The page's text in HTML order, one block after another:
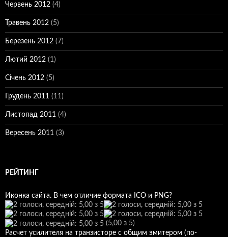
Червень 2012 (4)
Травень 2012 (5)
Березень 2012 (7)
Лютий 2012 (1)
Січень 2012 (5)
Грудень 2011 (11)
Листопад 2011 (4)
Вересень 2011 (3)
РЕЙТИНГ
Иконка сайта. В чем отличие формата ICO и PNG?
(5,00 з 5)
Расчет усилителя на транзисторе с общим эмитером (по-